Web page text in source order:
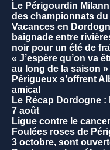
Le Périgourdin
des championnats du
Vacances en
baignade entre
noir pour un été de
« J’espère qu’on va
au long de la saison
Périgueux s’offrent
amical
Le Récap Dordogne
7 août
Ligue contre le
Foulées roses de
3 octobre, sont